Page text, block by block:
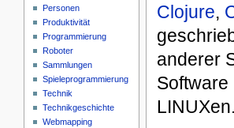
Clojure,
anderer
LINUXen.
Personen
Produktivität
Programmierung
Roboter
Sammlungen
Spieleprogrammierung
Technik
Technikgeschichte
Webmapping